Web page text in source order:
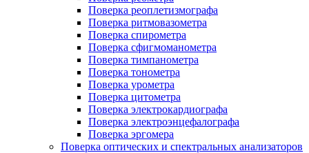
Поверка реоплетизмографа
Поверка ритмовазометра
Поверка спирометра
Поверка сфигмоманометра
Поверка тимпанометра
Поверка тонометра
Поверка урометра
Поверка цитометра
Поверка электрокардиографа
Поверка электроэнцефалографа
Поверка эргомера
Поверка оптических и спектральных анализаторов